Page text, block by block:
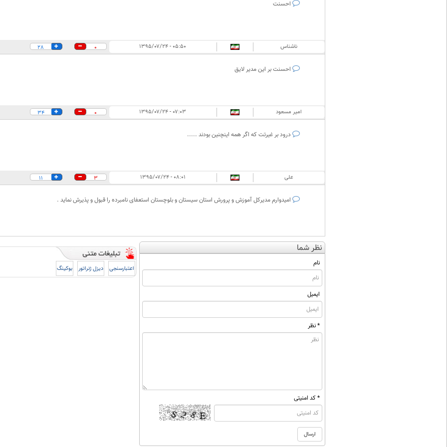
احسنت
ناشناس ۰۵:۵۰ - ۱۳۹۵/۰۷/۲۴ 0
28
احسنت بر این مدیر لایق
امیر مسعود ۰۷:۰۳ - ۱۳۹۵/۰۷/۲۴ 0
34
درود بر غیرتت که اگر همه اینچنین بودند .....
علی ۰۸:۰۱ - ۱۳۹۵/۰۷/۲۴ 3
11
امیدوارم مدیرکل آموزش و پرورش استان سیستان و بلوچستان استعفای نامبرده را قبول و پذیرش نماید .
نظر شما
نام
ایمیل
* نظر
* کد امنیتی
اعتبارسنجی دیزل ژنراتور بوکینگ